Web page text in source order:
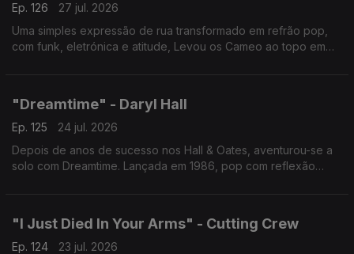
Ep. 126
27 jul. 2026
Uma simples expressão de rua transformado em refrão pop,
com funk, eletrónica e atitude, Levou os Cameo ao topo em
"Dreamtime" - Daryl Hall
Ep. 125
24 jul. 2026
Depois de anos de sucesso nos Hall & Oates, aventurou-se a
solo com Dreamtime. Lançada em 1986, pop com reflexão
"I Just Died In Your Arms" - Cutting Crew
Ep. 124
23 jul. 2026